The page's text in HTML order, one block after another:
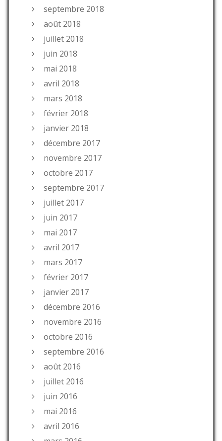
septembre 2018
août 2018
juillet 2018
juin 2018
mai 2018
avril 2018
mars 2018
février 2018
janvier 2018
décembre 2017
novembre 2017
octobre 2017
septembre 2017
juillet 2017
juin 2017
mai 2017
avril 2017
mars 2017
février 2017
janvier 2017
décembre 2016
novembre 2016
octobre 2016
septembre 2016
août 2016
juillet 2016
juin 2016
mai 2016
avril 2016